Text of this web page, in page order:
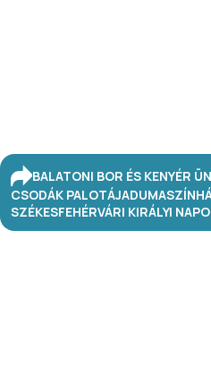
BALATONI BOR ÉS KENYÉR
CSODÁK PALOTÁJA
SZÉKESFEHÉRVÁRI KIRÁLYI